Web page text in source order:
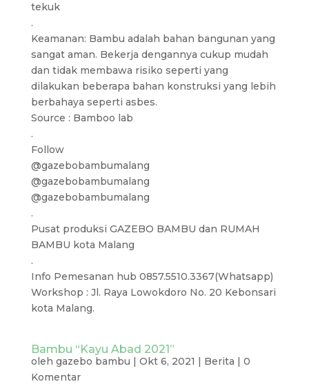
tekuk
.
Keamanan: Bambu adalah bahan bangunan yang
sangat aman. Bekerja dengannya cukup mudah
dan tidak membawa risiko seperti yang
dilakukan beberapa bahan konstruksi yang lebih
berbahaya seperti asbes.
Source : Bamboo lab
.
Follow
@gazebobambumalang
@gazebobambumalang
@gazebobambumalang
.
Pusat produksi GAZEBO BAMBU dan RUMAH
BAMBU kota Malang
.
Info Pemesanan hub 0857.5510.3367(Whatsapp)
Workshop : Jl. Raya Lowokdoro No. 20 Kebonsari
kota Malang.
Bambu “Kayu Abad 2021”
oleh gazebo bambu | Okt 6, 2021 | Berita | 0
Komentar